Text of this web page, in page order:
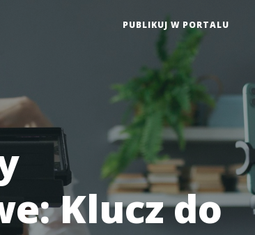
PUBLIKUJ W PORTALU
Klucz do